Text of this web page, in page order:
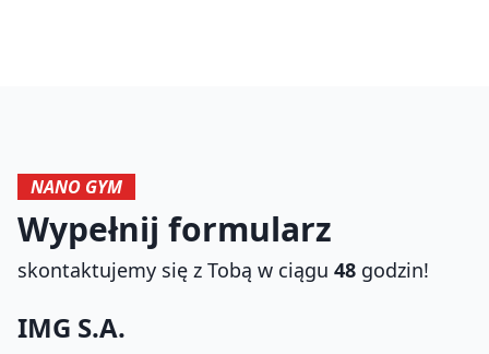
NANO GYM
Wypełnij formularz
skontaktujemy się z Tobą w ciągu 48 godzin!
IMG S.A.